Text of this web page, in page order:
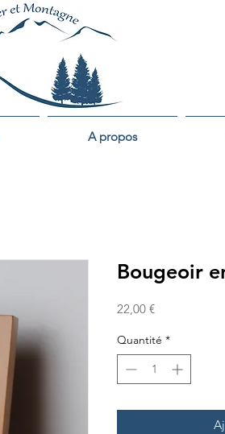
A propos
Bougeoir
22,00 €Prix
Quantité *